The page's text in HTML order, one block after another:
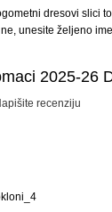
dresovi slici
unesite željeno
2025-26
recenziju